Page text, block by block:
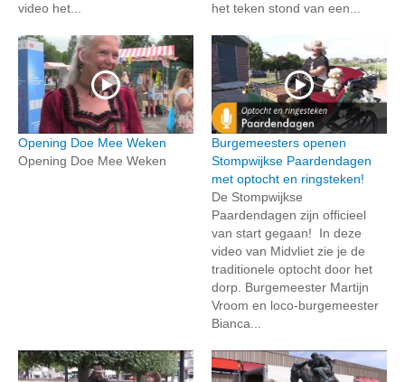
video het... het teken stond van een...
Opening Doe Mee Weken
Opening Doe Mee Weken
Burgemeesters openen
Stompwijkse Paardendagen
met optocht en ringsteken!
De Stompwijkse
Paardendagen zijn officieel
van start gegaan! In deze
video van Midvliet zie je de
traditionele optocht door het
dorp. Burgemeester Martijn
Vroom en loco-burgemeester
Bianca...